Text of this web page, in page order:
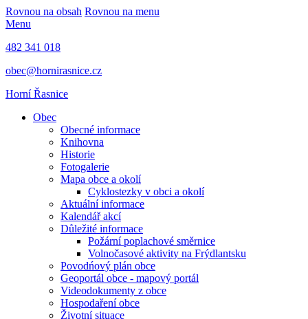
Rovnou na obsah Rovnou na menu
Menu
482 341 018
obec@hornirasnice.cz
Horní Řasnice
Obec
Obecné informace
Knihovna
Historie
Fotogalerie
Mapa obce a okolí
Cyklostezky v obci a okolí
Aktuální informace
Kalendář akcí
Důležité informace
Požární poplachové směrnice
Volnočasové aktivity na Frýdlantsku
Povodńový plán obce
Geoportál obce - mapový portál
Videodokumenty z obce
Hospodaření obce
Životní situace